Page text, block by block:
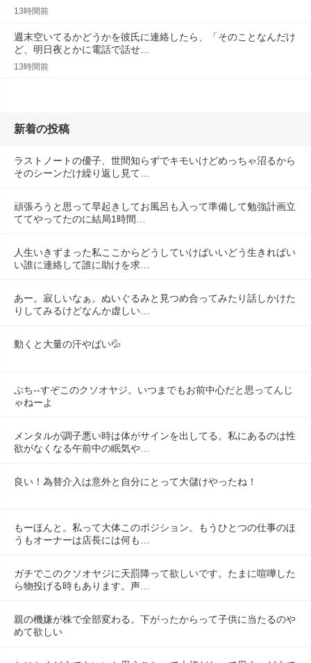
13時間前
週末空いてるかどうかを彼氏に連絡したら、「そのことなんだけ
ど、明日夜とかに電話で話せ…
13時間前
新着の投稿
ラストノートの優子、世間知らずでキモいけどめっちゃ沼るから
そのシーンだけ繰り返し見て…
頑張ろうと思って早起きしてお風呂も入って準備して勉強計画立
ててやってたのに結局1時間…
人生いきずまった私ここからどうしていけばいいどう生きればい
い誰に連絡して誰に助けを求…
あー。寂しいなぁ。ぬいぐるみと見つめ合ってみたり話しかけた
りしてみるけどなんか虚しい…
動くと大量の汗やばい💦
ぶち--すぞこのクソオヤジ。いつまでもお前中心だと思ってんじ
ゃねーよ
メンタルが調子悪い時は体がサインを出してる。私にあるのは性
欲がなくなる午前中の眠気や…
良い！為替介入は意外と自分にとって大儲けやったね！
もーほんと。私って大体このポジション。もうひとつの仕事のほ
うもオーナーは店長には何も…
ガチでこのクソオヤジに天罰降って欲しいです。たまに喧嘩した
ら物投げる時もあります。声…
親の機嫌が株で全部変わる。下がったからって子供に当たるのや
めて欲しい